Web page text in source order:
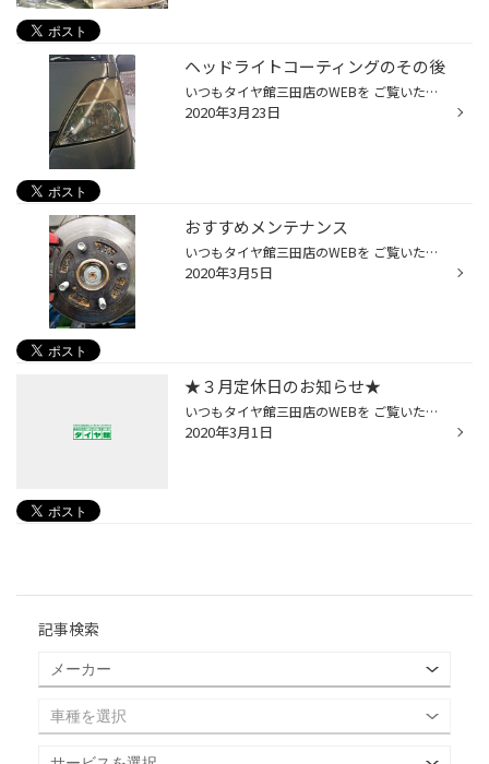
ヘッドライトコーティングのその後
いつもタイヤ館三田店のWEBを ご覧いただきありがとうございます！ 気温も春らしくなり お車も夏タイヤへの 履き替えを迎えて参りました。 そんな中、以前ヘッドライトコーディングを 代車のモコに試し、一か月が過ぎました。 施工１日目 施工１か月 まだまだ施工時のまま、 とは言えませんが、 個...
2020年3月23日
おすすめメンテナンス
いつもタイヤ館三田店のWEBを ご覧いただきありがとうございます！ これからスタッドレスタイヤから ノーマルタイヤに履き替える時期ですが 同時にこちらを オススメしております。 ハブの錆取り、 下回りの防錆コーティングです。 意外と知られてないのですが、 酸性雨や融雪剤の影響で ハブ周りや...
2020年3月5日
★３月定休日のお知らせ★
いつもタイヤ館三田店のWEBを ご覧いただきありがとうございます！ ３日（火）、１０日（火）、 １７日（火）、２４日（火） を定休日とさせて頂いております。 タイヤ館三田は、三田市駅前町の、 牛丼の松屋さんの近くにあります。 牛丼の松屋さんの近くを通られた際には、 お気軽にお立ち寄りくだ...
2020年3月1日
記事検索